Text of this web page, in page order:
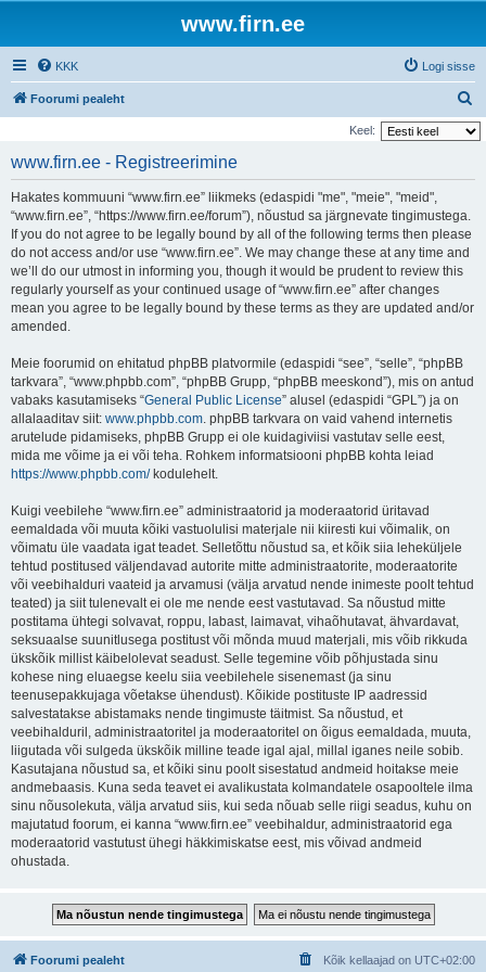
www.firn.ee
KKK Logi sisse
Foorumi pealeht
t
Keel:
www.firn.ee - Registreerimine
Hakates kommuuni “www.firn.ee” liikmeks (edaspidi "me", "meie", "meid",
“www.firn.ee”, “https://www.firn.ee/forum”), nõustud sa järgnevate tingimustega.
If you do not agree to be legally bound by all of the following terms then please
do not access and/or use “www.firn.ee”. We may change these at any time and
we’ll do our utmost in informing you, though it would be prudent to review this
regularly yourself as your continued usage of “www.firn.ee” after changes
mean you agree to be legally bound by these terms as they are updated and/or
amended.
Meie foorumid on ehitatud phpBB platvormile (edaspidi “see”, “selle”, “phpBB
tarkvara”, “www.phpbb.com”, “phpBB Grupp, “phpBB meeskond”), mis on antud
vabaks kasutamiseks “General Public License” alusel (edaspidi “GPL”) ja on
allalaaditav siit: www.phpbb.com. phpBB tarkvara on vaid vahend internetis
arutelude pidamiseks, phpBB Grupp ei ole kuidagiviisi vastutav selle eest,
mida me võime ja ei või teha. Rohkem informatsiooni phpBB kohta leiad
https://www.phpbb.com/kodulehelt.
Kuigi veebilehe “www.firn.ee” administraatorid ja moderaatorid üritavad
eemaldada või muuta kõiki vastuolulisi materjale nii kiiresti kui võimalik, on
võimatu üle vaadata igat teadet. Selletõttu nõustud sa, et kõik siia leheküljele
tehtud postitused väljendavad autorite mitte administraatorite, moderaatorite
või veebihalduri vaateid ja arvamusi (välja arvatud nende inimeste poolt tehtud
teated) ja siit tulenevalt ei ole me nende eest vastutavad. Sa nõustud mitte
postitama ühtegi solvavat, roppu, labast, laimavat, vihaõhutavat, ähvardavat,
seksuaalse suunitlusega postitust või mõnda muud materjali, mis võib rikkuda
ükskõik millist käibelolevat seadust. Selle tegemine võib põhjustada sinu
kohese ning eluaegse keelu siia veebilehele sisenemast (ja sinu
teenusepakkujaga võetakse ühendust). Kõikide postituste IP aadressid
salvestatakse abistamaks nende tingimuste täitmist. Sa nõustud, et
veebihalduril, administraatoritel ja moderaatoritel on õigus eemaldada, muuta,
liigutada või sulgeda ükskõik milline teade igal ajal, millal iganes neile sobib.
Kasutajana nõustud sa, et kõiki sinu poolt sisestatud andmeid hoitakse meie
andmebaasis. Kuna seda teavet ei avalikustata kolmandatele osapooltele ilma
sinu nõusolekuta, välja arvatud siis, kui seda nõuab selle riigi seadus, kuhu on
majutatud foorum, ei kanna “www.firn.ee” veebihaldur, administraatorid ega
moderaatorid vastutust ühegi häkkimiskatse eest, mis võivad andmeid
ohustada.
Foorumi pealeht Kõik kellaajad on UTC+02:00